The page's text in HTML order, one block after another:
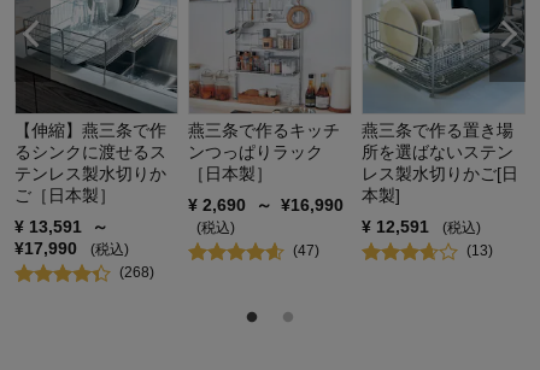
【伸縮】燕三条で作
るシンクに渡せるス
テンレス製水切りか
ご［日本製］
¥ 13,591
～
¥17,990
(税込)
(268)
燕三条で作るキッチ
ンつっぱりラック
［日本製］
¥ 2,690 ～ ¥16,990
(税込)
(47)
燕三条で作る置き場
所を選ばないステン
レス製水切りかご[日
本製]
¥ 12,591
(税込)
(13)